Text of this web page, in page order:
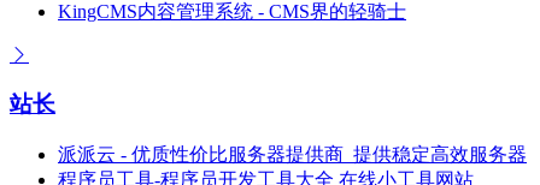
KingCMS内容管理系统 - CMS界的轻骑士
站长
派派云 - 优质性价比服务器提供商_提供稳定高效服务器
程序员工具-程序员开发工具大全 在线小工具网站